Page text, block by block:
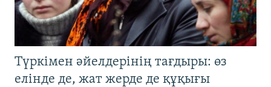
Түркімен әйелдерінің тағдыры: өз
елінде де, жат жерде де құқығы